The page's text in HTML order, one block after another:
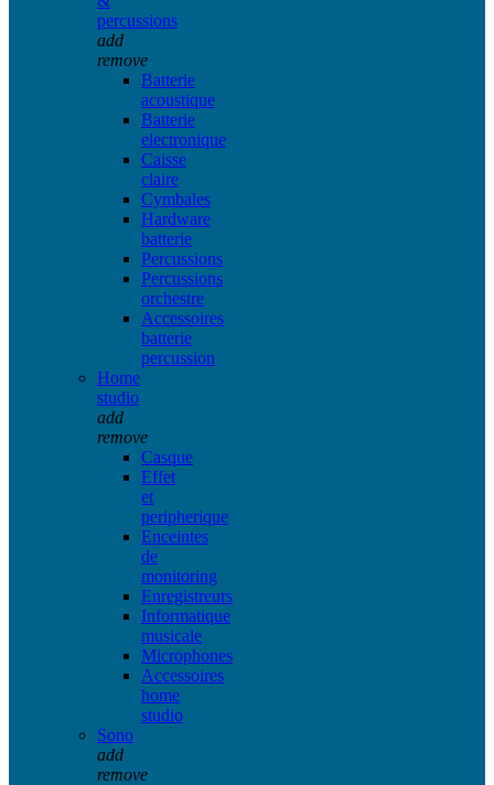
percussions
add
remove
Batterie
acoustique
Batterie
electronique
Caisse
claire
Cymbales
Hardware
batterie
Percussions
Percussions
orchestre
Accessoires
batterie
percussion
Home
studio
add
remove
Casque
Effet
et
peripherique
Enceintes
de
monitoring
Enregistreurs
Informatique
musicale
Microphones
Accessoires
home
studio
Sono
add
remove